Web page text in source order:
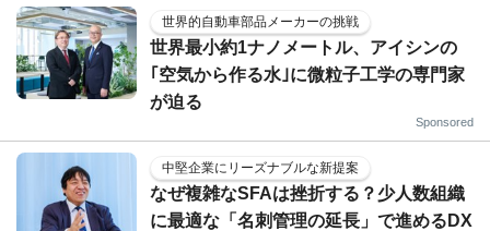
世界的自動車部品メーカーの挑戦
世界最小約1ナノメートル、アイシンの
｢空気から作る水｣に微粒子工学の専門家
が迫る
Sponsored
中堅企業にリーズナブルな新提案
なぜ複雑なSFAは挫折する？少人数組織
に最適な「名刺管理の延長」で進めるDX